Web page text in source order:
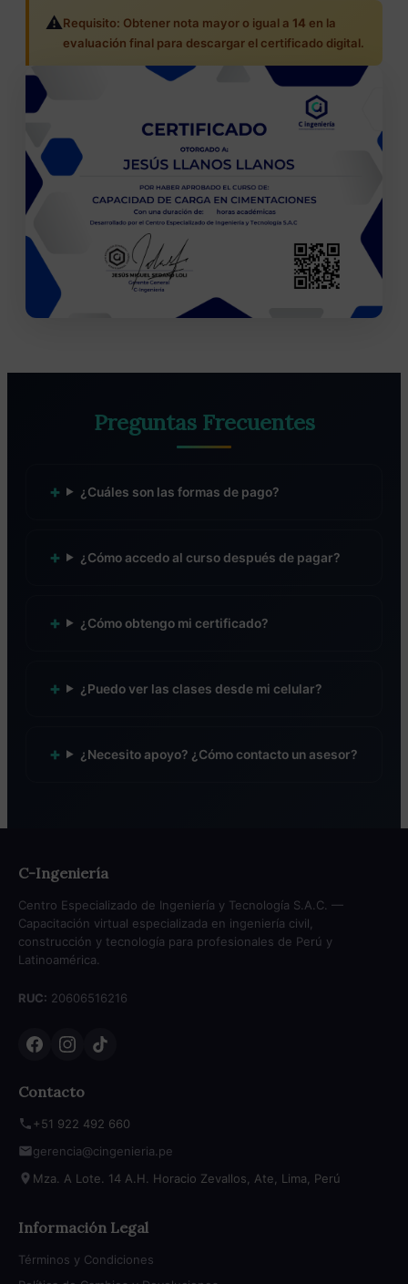
⚠️Requisito: Obtener nota mayor o igual a 14 en la
evaluación final para descargar el certificado digital.
Preguntas Frecuentes
¿Cuáles son las formas de pago?
¿Cómo accedo al curso después de pagar?
¿Cómo obtengo mi certificado?
¿Puedo ver las clases desde mi celular?
¿Necesito apoyo? ¿Cómo contacto un asesor?
C-Ingeniería
Centro Especializado de Ingeniería y Tecnología S.A.C. —
Capacitación virtual especializada en ingeniería civil,
construcción y tecnología para profesionales de Perú y
Latinoamérica.
RUC: 20606516216
Contacto
+51 922 492 660
gerencia@cingenieria.pe
Mza. A Lote. 14 A.H. Horacio Zevallos, Ate, Lima, Perú
Información Legal
Términos y Condiciones